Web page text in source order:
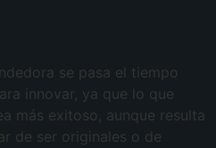
se pasa el tiempo
innovar, ya que lo que
más exitoso, aunque resulta
de ser originales o de